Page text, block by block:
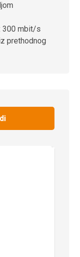
300 mbit/s
prethodnog